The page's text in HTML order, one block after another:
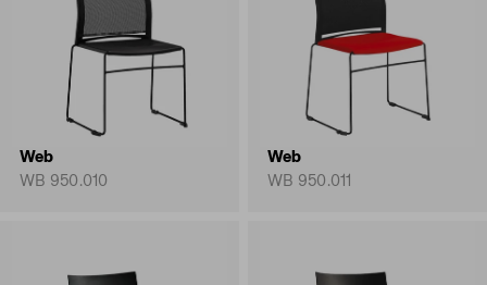
Web
WB 950.010
Web
WB 950.011